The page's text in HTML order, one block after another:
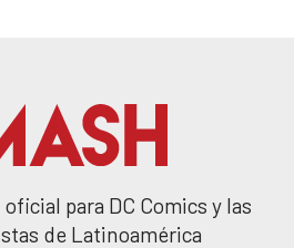
para DC Comics y las
de Latinoamérica